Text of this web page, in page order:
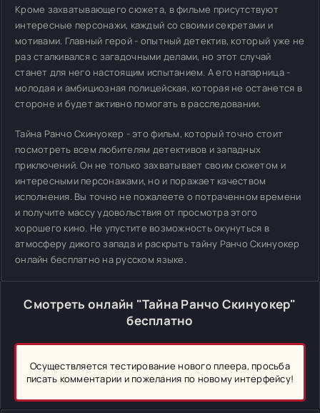
Кроме захватывающего сюжета, в фильме присутствуют
интересные персонажи, каждый со своими секретами и
мотивами. Главный герой - опытный детектив, который уже не
раз сталкивался с загадочными делами, но этот случай
станет для него настоящим испытанием. А его напарница -
молодая и амбициозная полицейская, которая не останется в
стороне и будет активно помогать в расследовании.
Тайна Ранчо Скинуокер - это фильм, который точно стоит
посмотреть всем любителям детективов и западных
приключений. Он не только захватывает своим сюжетом и
интересными персонажами, но и поражает качеством
исполнения. Вы точно не пожалеете о потраченном времени
и получите массу удовольствия от просмотра этого
хорошего кино. Не упустите возможность окунуться в
атмосферу дикого запада и раскрыть тайну Ранчо Скинуокер
онлайн бесплатно на русском языке.
Смотреть онлайн "Тайна Ранчо Скинуокер"
бесплатно
Осуществляется тестирование нового плеера, просьба
писать комментарии и пожелания по новому интерфейсу!